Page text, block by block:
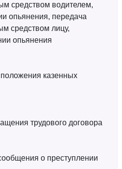
средством водителем,
опьянения, передача
средством лицу,
опьянения
казенных
трудового договора
о преступлении